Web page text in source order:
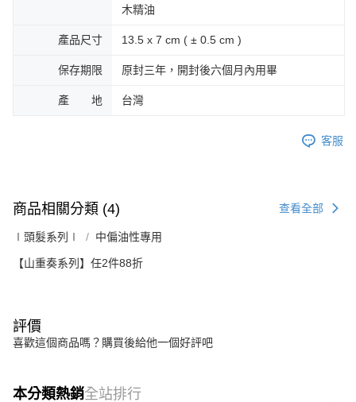
木精油
產品尺寸 13.5 x 7 cm ( ± 0.5 cm )
保存期限 原封三年，開封後六個月內用畢
產 地 台灣
客服
商品相關分類 (4) 查看全部
∣頭髮系列∣ 中偏油性專用
【山重奏系列】任2件88折
評價
喜歡這個商品嗎？購買後給他一個好評吧
本分類熱銷全站排行